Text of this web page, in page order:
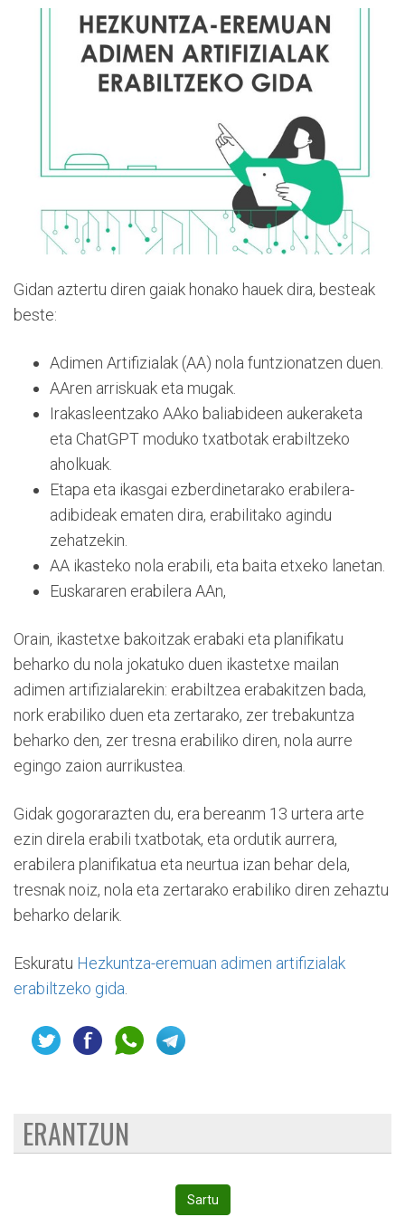
Gidan aztertu diren gaiak honako hauek dira, besteak
beste:
Adimen Artifizialak (AA) nola funtzionatzen duen.
AAren arriskuak eta mugak.
Irakasleentzako AAko baliabideen aukeraketa
eta ChatGPT moduko txatbotak erabiltzeko
aholkuak.
Etapa eta ikasgai ezberdinetarako erabilera-
adibideak ematen dira, erabilitako agindu
zehatzekin.
AA ikasteko nola erabili, eta baita etxeko lanetan.
Euskararen erabilera AAn,
Orain, ikastetxe bakoitzak erabaki eta planifikatu
beharko du nola jokatuko duen ikastetxe mailan
adimen artifizialarekin: erabiltzea erabakitzen bada,
nork erabiliko duen eta zertarako, zer trebakuntza
beharko den, zer tresna erabiliko diren, nola aurre
egingo zaion aurrikustea.
Gidak gogorarazten du, era bereanm 13 urtera arte
ezin direla erabili txatbotak, eta ordutik aurrera,
erabilera planifikatua eta neurtua izan behar dela,
tresnak noiz, nola eta zertarako erabiliko diren zehaztu
beharko delarik.
Eskuratu Hezkuntza-eremuan adimen artifizialak
erabiltzeko gida
ERANTZUN
Sartu